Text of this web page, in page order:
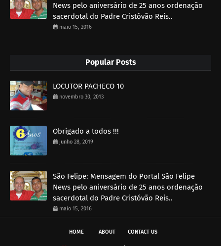
News pelo aniversário de 25 anos ordenação
sacerdotal do Padre Cristóvão Reis..
maio 15, 2016
Popular Posts
LOCUTOR PACHECO 10
novembro 30, 2013
Obrigado a todos !!!
junho 28, 2019
São Felipe: Mensagem do Portal São Felipe
News pelo aniversário de 25 anos ordenação
sacerdotal do Padre Cristóvão Reis..
maio 15, 2016
HOME ABOUT CONTACT US